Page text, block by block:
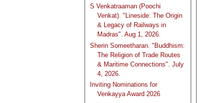
S Venkatraaman (Poochi
Venkat). "Lineside: The Origin
& Legacy of Railways in
Madras". Aug 1, 2026.
Sherin Someetharan. "Buddhism:
The Religion of Trade Routes
& Maritime Connections". July
4, 2026.
Inviting Nominations for
Venkayya Award 2026